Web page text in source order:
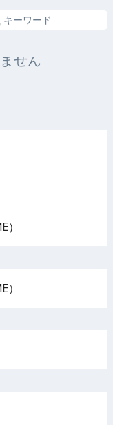
せん
）
）